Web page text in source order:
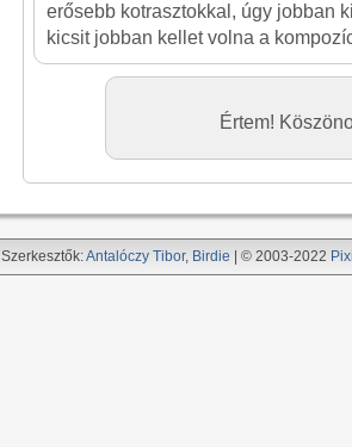
erősebb kotrasztokkal, úgy jobban
kicsit jobban kellet volna a
Értem!
Szerkesztők:Antalóczy Tibor, Birdie | © 2003-2022